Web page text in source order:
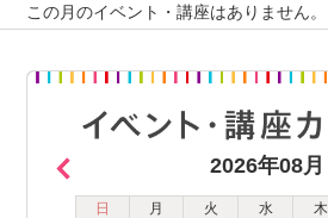
この月のイベント・講座はありません。
2026年08月
日 月 火 水 木